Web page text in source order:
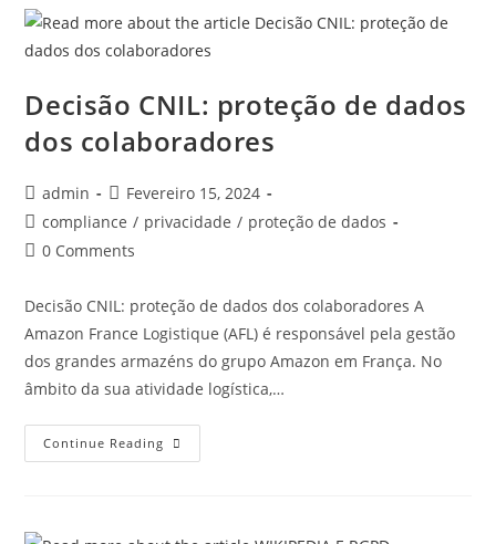
Decisão CNIL: proteção de dados
dos colaboradores
admin
Fevereiro 15, 2024
compliance / privacidade / proteção de dados
0 Comments
Decisão CNIL: proteção de dados dos colaboradores A
Amazon France Logistique (AFL) é responsável pela gestão
dos grandes armazéns do grupo Amazon em França. No
âmbito da sua atividade logística,…
Continue Reading